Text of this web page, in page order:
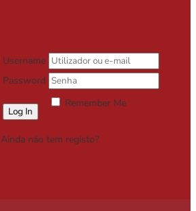
Username
Password
Remember Me
Ainda não tem registo?